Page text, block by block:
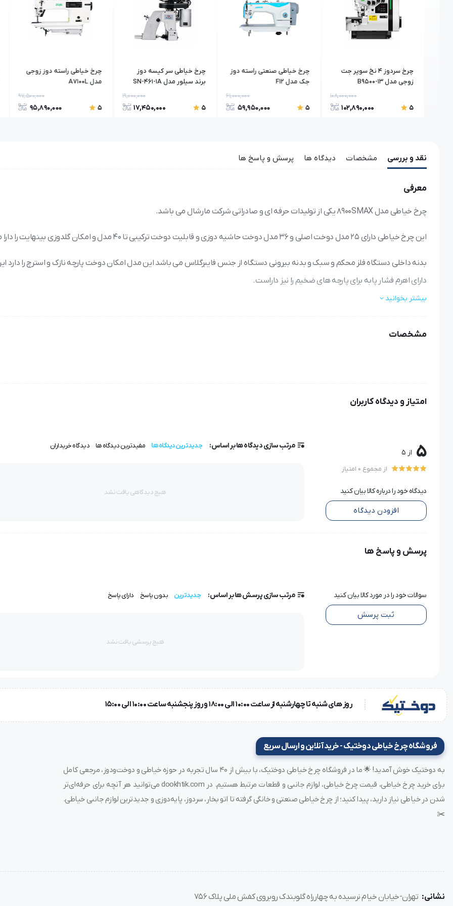
چرخ سردوز 4 نخ سوپر جت
زوجی مدل B9500-13
5
108,000,000
102,890,000
چرخ خیاطی صنعتی راسته دوز
جک مدل F12
5
61,000,000
59,950,000
چرخ خیاطی سر کیسه دوز
برند سیلور مدل SN-461-1A
5
19,000,000
17,450,000
چرخ خیاطی راسته دوز زوجی
مدل A7100L
5
97,500,000
95,890,000
نقد و بررسی مشخصات دیدگاه ها پرسش و پاسخ ها
معرفی
چرخ خیاطی مدل 8900SMAX یکی از تولیدات حرفه ای و صادراتی شرکت مارشال می باشد.
این چرخ خیاطی دارای 25 مدل دوخت اصلی و 36 مدل دوخت حاشیه دوزی و قابلیت دوخت ترکیبی تا 40 مدل و امکان گلدوزی بینهایت را دارا می باشد.
بدنه داخلی دستگاه فلز محکم و سبک و بدنه بیرونی دستگاه از جنس فایبرگلاس می باشد این مدل امکان دوخت پارچه نازک و استرچ را دارد
دارای اهرم فشار پابه برای پارچه های ضخیم را نیز داراست.
کاربردی میباشد و میتوانید جهت تکه دوزی هایتان از دوخت زیگزاگ استفاده کنید.
با داشتن این چرخ خیاطی زیبا میتوانید در کمترین زمان بهترین لباس ها را بدوزید و به اقتصاد خانواده تان کمک کنید.
که باعث دوام بالای این محصول شده است و میتوانید با خیال راحت سالهای زیادی مورد استفاده قرار بدین
به راحتی دوخت کنید قاب ماکو نیم دور تمام فلز میباشد.
سریع ترین زمان ممکن بدوزید وهم در وقت و هم در هزینه صرفه جویی کنید و به اقتصاد خانواده تان کمک کنید
کشور سازنده: تایوان - چین
کاربرد ها: ساده دوزی / گلدوزی / تکه دوزی / زیپ دوزی / لبه دوزی / زیگزاگ روی کش / دوخت لبتو / جا دکمه دوزی / دکمه
تکنولوژی ماشین: مکانیکی
عرض دوخت: 5 میلی متر
تعداد سوزن: 1 سوزنه
تعداد برنامه دوخت: 36
دوخت جادکمه: دارد
اهرم کشش نخ: دارد
دوخت سر قائمی (جلو به عقب): دارد
بیشتر بخوانید
مشخصات
امتیاز و دیدگاه کاربران
5 از 5
از مجموع 0 امتیاز
دیدگاه خود را درباره کالا بیان کنید
افزودن دیدگاه
مرتب سازی دیدگاه ها بر اساس: جدیدترین دیدگاه ها مفیدترین دیدگاه ها دیدگاه خریداران
هیچ دیدگاهی یافت نشد
پرسش و پاسخ ها
سوالات خود را در مورد کالا بیان کنید
ثبت پرسش
مرتب سازی پرسش ها بر اساس: جدیدترین بدون پاسخ دارای پاسخ
هیچ پرسشی یافت نشد
روز های شنبه تا چهارشنبه از ساعت 10:00 الی 18:00 و روز پنجشنبه ساعت 10:00 الی 15:00
فروشگاه چرخ خیاطی دوختیک - خرید آنلاین و ارسال سریع
به دوختیک خوش آمدید! 🌟 ما در فروشگاه چرخ خیاطی دوختیک، با بیش از ۴۰ سال تجربه در حوزه خیاطی و دوخت‌ودوز، مرجعی کامل
برای خرید چرخ خیاطی، قیمت چرخ خیاطی، لوازم جانبی و قطعات مرتبط هستیم. در dookhtik.com می‌توانید هر آنچه برای حرفه‌ای‌تر
شدن در خیاطی نیاز دارید، پیدا کنید؛ از چرخ خیاطی صنعتی و خانگی گرفته تا اتو بخار، سردوز، پایه‌دوزی و جدیدترین لوازم جانبی خیاطی.
✂️
نشانی: تهران-خیابان خیام نرسیده به چهارراه گلوبندک روبروی کفش ملی پلاک 756